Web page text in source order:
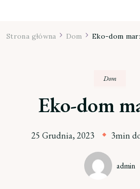
Strona główna Dom Eko-dom
Dom
Eko-dom
25 Grudnia, 2023 3min
admin